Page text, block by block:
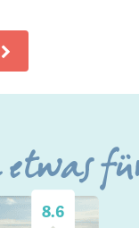
8.6